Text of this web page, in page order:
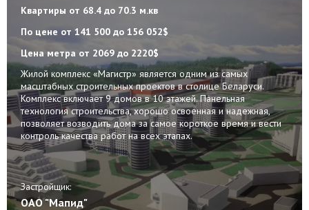
Квартиры от 68.4 до 70.3 м.кв
По цене от 141 500 до 156 052$
Цена метра от 2069 до 2220$
Жилой комплекс «Магистр» является одним из самых
масштабных строительных проектов в столице Беларуси.
Комплекс включает 9 домов в 10 этажей. Панельная
технология строительства, хорошо освоенная и надежная,
позволяет возводить дома за самое короткое время и вести
контроль качества работ на всех этапах.
Застройщик:
ОАО "Мапид"